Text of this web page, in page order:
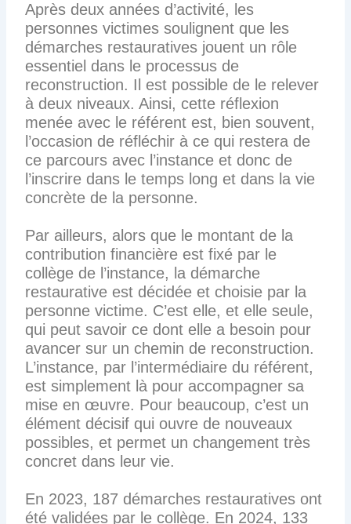
Après deux années d’activité, les
personnes victimes soulignent que les
démarches restauratives jouent un rôle
essentiel dans le processus de
reconstruction. Il est possible de le relever
à deux niveaux. Ainsi, cette réflexion
menée avec le référent est, bien souvent,
l’occasion de réfléchir à ce qui restera de
ce parcours avec l’instance et donc de
l’inscrire dans le temps long et dans la vie
concrète de la personne.
Par ailleurs, alors que le montant de la
contribution financière est fixé par le
collège de l’instance, la démarche
restaurative est décidée et choisie par la
personne victime. C’est elle, et elle seule,
qui peut savoir ce dont elle a besoin pour
avancer sur un chemin de reconstruction.
L’instance, par l’intermédiaire du référent,
est simplement là pour accompagner sa
mise en œuvre. Pour beaucoup, c’est un
élément décisif qui ouvre de nouveaux
possibles, et permet un changement très
concret dans leur vie.
En 2023, 187 démarches restauratives ont
été validées par le collège. En 2024, 133